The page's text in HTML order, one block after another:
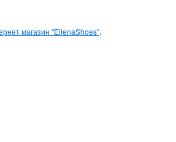
магазин "EllenaShoes".